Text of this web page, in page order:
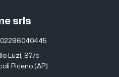
srls
02286040445
Luzi, 87/c
Piceno (AP)